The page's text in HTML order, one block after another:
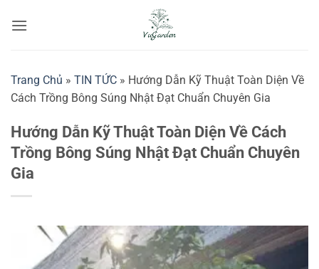
qua
Trang Chủ » TIN TỨC » Hướng Dẫn Kỹ Thuật Toàn Diện Về
Cách Trồng Bông Súng Nhật Đạt Chuẩn Chuyên Gia
Hướng Dẫn Kỹ Thuật Toàn Diện Về Cách
Trồng Bông Súng Nhật Đạt Chuẩn Chuyên
Gia